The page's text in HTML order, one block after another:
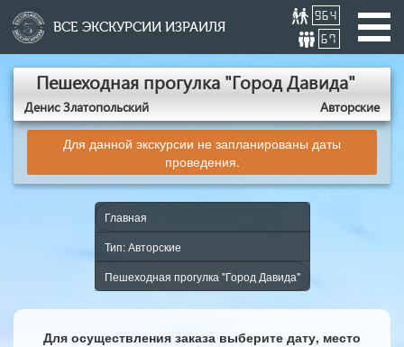
ВСЕ ЭКСКУРСИИ ИЗРАИЛЯ
964
67
Пешеходная прогулка "Город Давида"
Денис Златопольский Авторские
Для данной экскурсии не запланированы даты
проведения.
Главная
Тип: Авторские
Пешеходная прогулка "Город Давида"
Для осуществления заказа выберите дату, место